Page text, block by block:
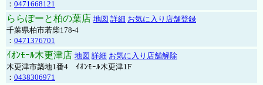
： 0471668121
ららぽーと柏の葉店 地図 詳細 お気に入り店舗登録
千葉県柏市若柴178-4
： 0471376701
ｲｵﾝﾓｰﾙ木更津店 地図 詳細 お気に入り店舗解除
木更津市築地1番4 ｲｵﾝﾓｰﾙ木更津1F
： 0438306971